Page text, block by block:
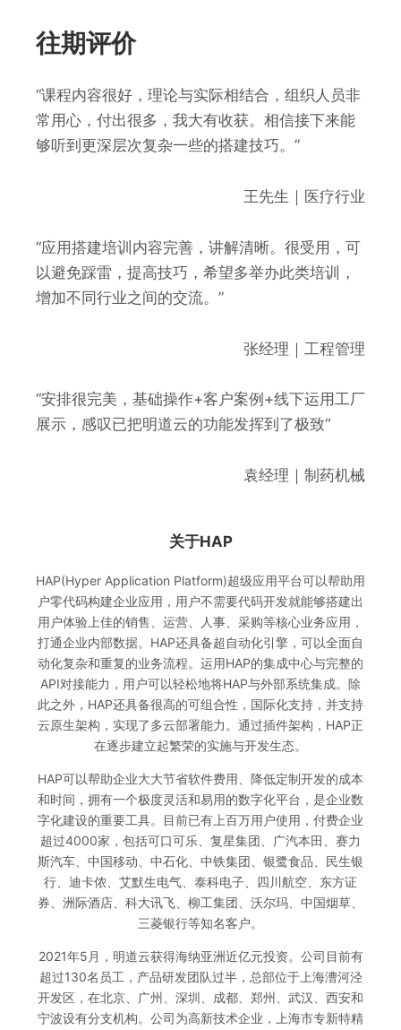
往期评价
“课程内容很好，理论与实际相结合，组织人员非
常用心，付出很多，我大有收获。相信接下来能
够听到更深层次复杂一些的搭建技巧。”
王先生｜医疗行业
“应用搭建培训内容完善，讲解清晰。很受用，可
以避免踩雷，提高技巧，希望多举办此类培训，
增加不同行业之间的交流。”
张经理｜工程管理
“安排很完美，基础操作+客户案例+线下运用工厂
展示，感叹已把明道云的功能发挥到了极致“
袁经理｜制药机械
关于HAP
HAP(Hyper Application Platform)超级应用平台可以帮助用
户零代码构建企业应用，用户不需要代码开发就能够搭建出
用户体验上佳的销售、运营、人事、采购等核心业务应用，
打通企业内部数据。HAP还具备超自动化引擎，可以全面自
动化复杂和重复的业务流程。运用HAP的集成中心与完整的
API对接能力，用户可以轻松地将HAP与外部系统集成。除
此之外，HAP还具备很高的可组合性，国际化支持，并支持
云原生架构，实现了多云部署能力。通过插件架构，HAP正
在逐步建立起繁荣的实施与开发生态。
HAP可以帮助企业大大节省软件费用、降低定制开发的成本
和时间，拥有一个极度灵活和易用的数字化平台，是企业数
字化建设的重要工具。目前已有上百万用户使用，付费企业
超过4000家，包括可口可乐、复星集团、广汽本田、赛力
斯汽车、中国移动、中石化、中铁集团、银鹭食品、民生银
行、迪卡侬、艾默生电气、泰科电子、四川航空、东方证
券、洲际酒店、科大讯飞、柳工集团、沃尔玛、中国烟草、
三菱银行等知名客户。
2021年5月，明道云获得海纳亚洲近亿元投资。公司目前有
超过130名员工，产品研发团队过半，总部位于上海漕河泾
开发区，在北京、广州、深圳、成都、郑州、武汉、西安和
宁波设有分支机构。公司为高新技术企业，上海市专新特精